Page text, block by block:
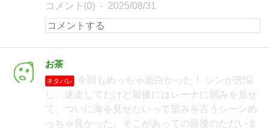
コメント(0) 2025/08/31
お茶
ネタバレ
今回もめっちゃ面白かった！ シンが苦悩
し、迷走してたけど最後にはレーナに弱みを見せ
て、ついに海を見せたいって望みを言うシーンめ
っちゃ良かった。そこがあっての最後のただいま